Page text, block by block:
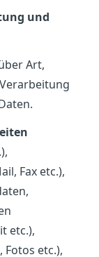
und
Art,
Fax etc.),
etc.),
Fotos etc.),